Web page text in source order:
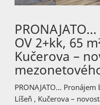
OV 2+kk, 65
Kučerova –
PRONAJATO… Pronájem
Líšeň , Kučerova –